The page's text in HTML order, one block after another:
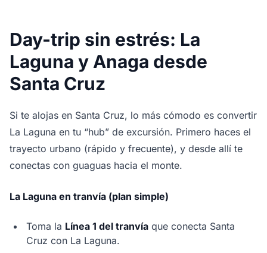
Day-trip sin estrés: La
Laguna y Anaga desde
Santa Cruz
Si te alojas en Santa Cruz, lo más cómodo es convertir
La Laguna en tu “hub” de excursión. Primero haces el
trayecto urbano (rápido y frecuente), y desde allí te
conectas con guaguas hacia el monte.
La Laguna en tranvía (plan simple)
Toma la Línea 1 del tranvía que conecta Santa
Cruz con La Laguna.